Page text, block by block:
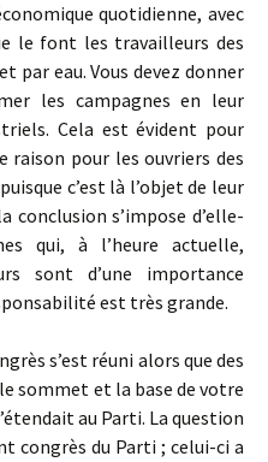
quotidienne, avec
le font les travailleurs des
par eau. Vous devez donner
les campagnes en leur
Cela est évident pour
pour les ouvriers des
c’est là l’objet de leur
s’impose d’elle-
qui, à l’heure actuelle,
sont d’une importance
est très grande.
s’est réuni alors que des
sommet et la base de votre
au Parti. La question
congrès du Parti ; celui-ci a